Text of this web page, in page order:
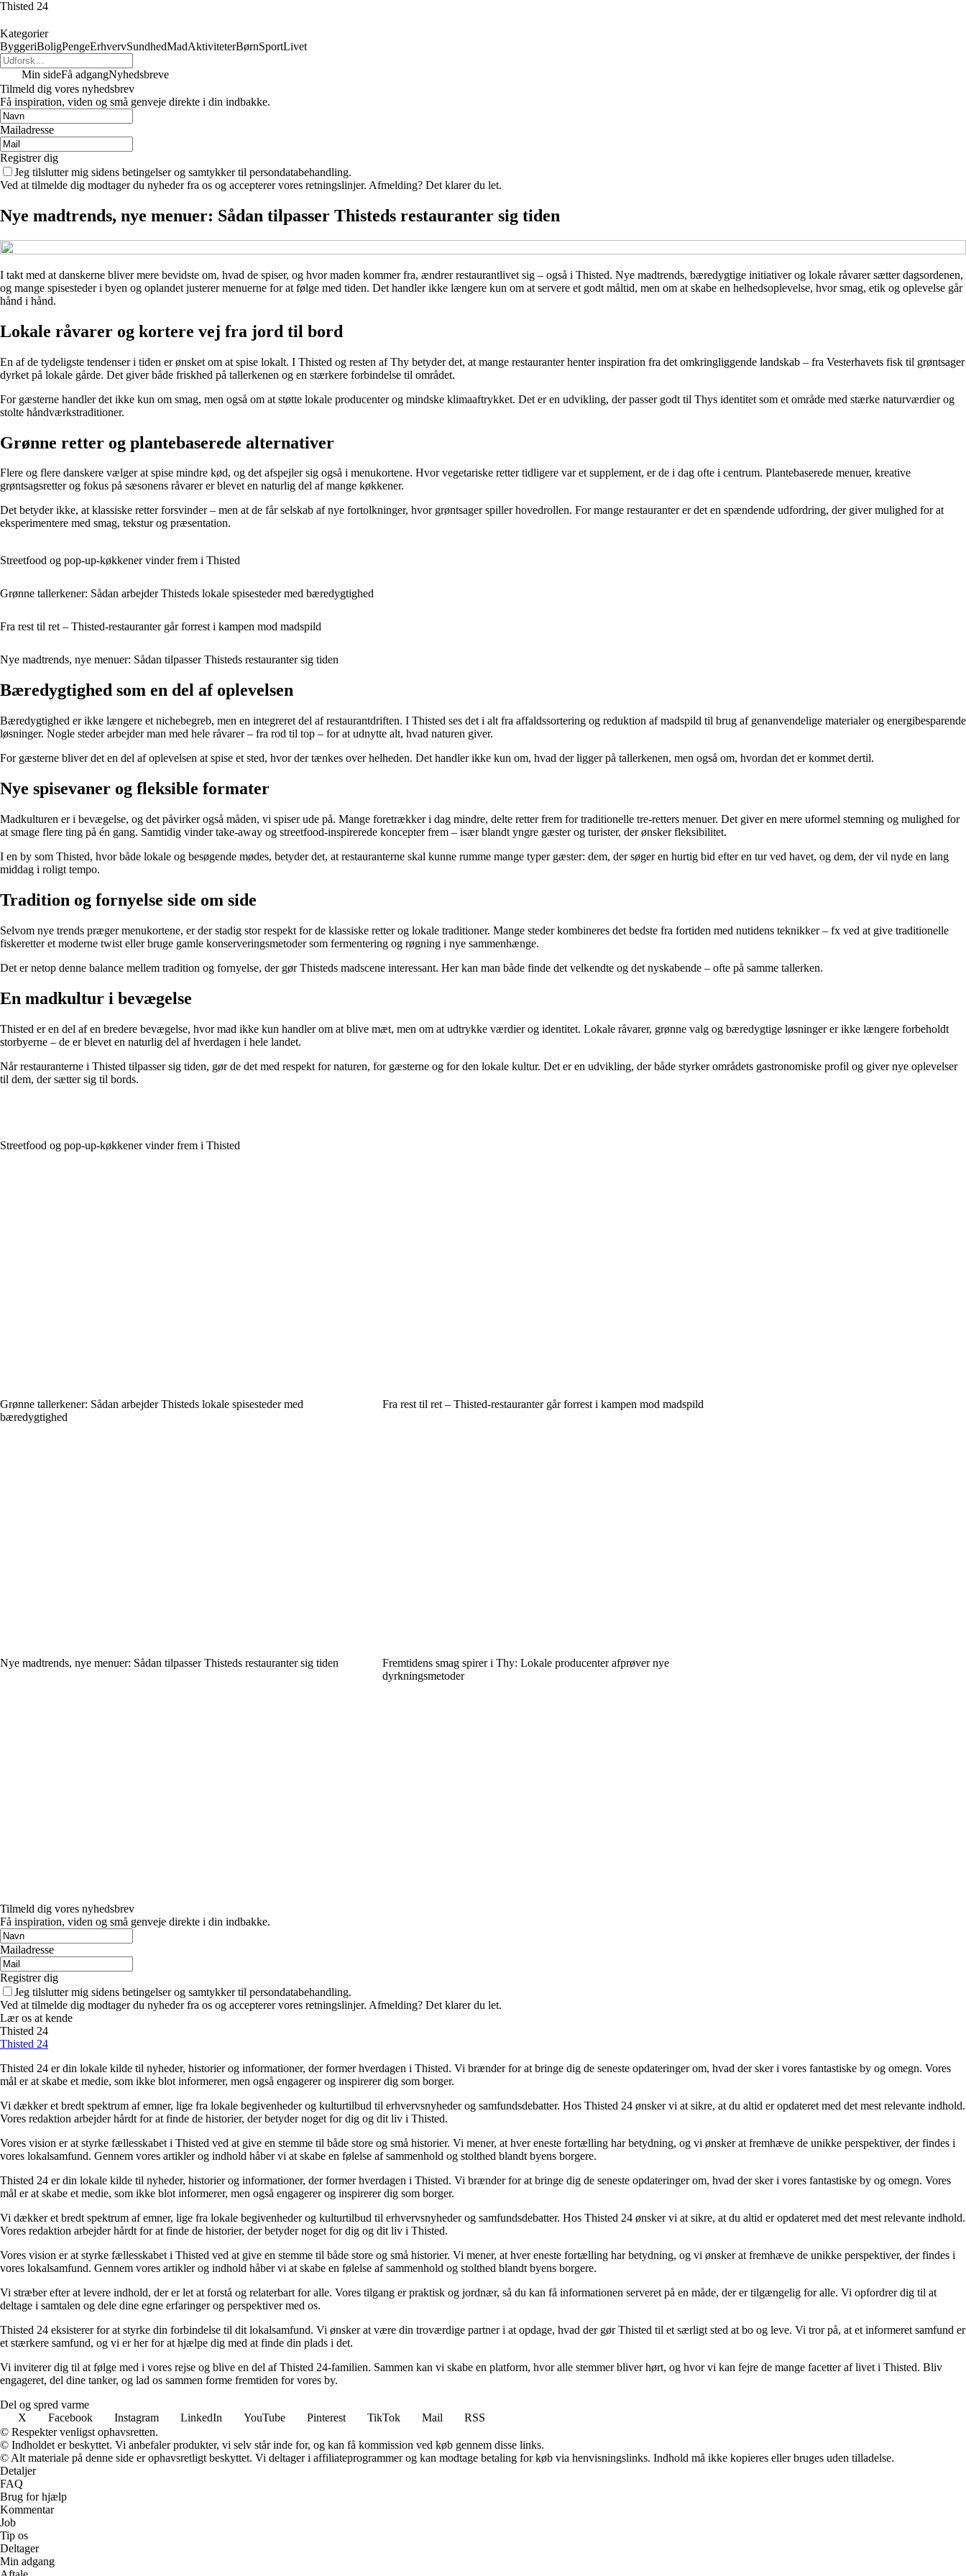
Thisted 24
Kategorier
ByggeriBoligPengeErhvervSundhedMadAktiviteterBørnSportLivet
Min sideFå adgangNyhedsbreve
Tilmeld dig vores nyhedsbrev
Få inspiration, viden og små genveje direkte i din indbakke.
Mailadresse
Registrer dig
Jeg tilslutter mig sidens betingelser og samtykker til persondatabehandling.
Ved at tilmelde dig modtager du nyheder fra os og accepterer vores retningslinjer. Afmelding? Det klarer du let.
Nye madtrends, nye menuer: Sådan tilpasser Thisteds restauranter sig tiden
I takt med at danskerne bliver mere bevidste om, hvad de spiser, og hvor maden kommer fra, ændrer restaurantlivet sig – også i Thisted. Nye madtrends, bæredygtige initiativer og lokale råvarer sætter dagsordenen,
og mange spisesteder i byen og oplandet justerer menuerne for at følge med tiden. Det handler ikke længere kun om at servere et godt måltid, men om at skabe en helhedsoplevelse, hvor smag, etik og oplevelse går
hånd i hånd.
Lokale råvarer og kortere vej fra jord til bord
En af de tydeligste tendenser i tiden er ønsket om at spise lokalt. I Thisted og resten af Thy betyder det, at mange restauranter henter inspiration fra det omkringliggende landskab – fra Vesterhavets fisk til grøntsager
dyrket på lokale gårde. Det giver både friskhed på tallerkenen og en stærkere forbindelse til området.
For gæsterne handler det ikke kun om smag, men også om at støtte lokale producenter og mindske klimaaftrykket. Det er en udvikling, der passer godt til Thys identitet som et område med stærke naturværdier og
stolte håndværkstraditioner.
Grønne retter og plantebaserede alternativer
Flere og flere danskere vælger at spise mindre kød, og det afspejler sig også i menukortene. Hvor vegetariske retter tidligere var et supplement, er de i dag ofte i centrum. Plantebaserede menuer, kreative
grøntsagsretter og fokus på sæsonens råvarer er blevet en naturlig del af mange køkkener.
Det betyder ikke, at klassiske retter forsvinder – men at de får selskab af nye fortolkninger, hvor grøntsager spiller hovedrollen. For mange restauranter er det en spændende udfordring, der giver mulighed for at
eksperimentere med smag, tekstur og præsentation.
Streetfood og pop-up-køkkener vinder frem i Thisted
Grønne tallerkener: Sådan arbejder Thisteds lokale spisesteder med bæredygtighed
Fra rest til ret – Thisted-restauranter går forrest i kampen mod madspild
Nye madtrends, nye menuer: Sådan tilpasser Thisteds restauranter sig tiden
Bæredygtighed som en del af oplevelsen
Bæredygtighed er ikke længere et nichebegreb, men en integreret del af restaurantdriften. I Thisted ses det i alt fra affaldssortering og reduktion af madspild til brug af genanvendelige materialer og energibesparende
løsninger. Nogle steder arbejder man med hele råvarer – fra rod til top – for at udnytte alt, hvad naturen giver.
For gæsterne bliver det en del af oplevelsen at spise et sted, hvor der tænkes over helheden. Det handler ikke kun om, hvad der ligger på tallerkenen, men også om, hvordan det er kommet dertil.
Nye spisevaner og fleksible formater
Madkulturen er i bevægelse, og det påvirker også måden, vi spiser ude på. Mange foretrækker i dag mindre, delte retter frem for traditionelle tre-retters menuer. Det giver en mere uformel stemning og mulighed for
at smage flere ting på én gang. Samtidig vinder take-away og streetfood-inspirerede koncepter frem – især blandt yngre gæster og turister, der ønsker fleksibilitet.
I en by som Thisted, hvor både lokale og besøgende mødes, betyder det, at restauranterne skal kunne rumme mange typer gæster: dem, der søger en hurtig bid efter en tur ved havet, og dem, der vil nyde en lang
middag i roligt tempo.
Tradition og fornyelse side om side
Selvom nye trends præger menukortene, er der stadig stor respekt for de klassiske retter og lokale traditioner. Mange steder kombineres det bedste fra fortiden med nutidens teknikker – fx ved at give traditionelle
fiskeretter et moderne twist eller bruge gamle konserveringsmetoder som fermentering og røgning i nye sammenhænge.
Det er netop denne balance mellem tradition og fornyelse, der gør Thisteds madscene interessant. Her kan man både finde det velkendte og det nyskabende – ofte på samme tallerken.
En madkultur i bevægelse
Thisted er en del af en bredere bevægelse, hvor mad ikke kun handler om at blive mæt, men om at udtrykke værdier og identitet. Lokale råvarer, grønne valg og bæredygtige løsninger er ikke længere forbeholdt
storbyerne – de er blevet en naturlig del af hverdagen i hele landet.
Når restauranterne i Thisted tilpasser sig tiden, gør de det med respekt for naturen, for gæsterne og for den lokale kultur. Det er en udvikling, der både styrker områdets gastronomiske profil og giver nye oplevelser
til dem, der sætter sig til bords.
Streetfood og pop-up-køkkener vinder frem i Thisted
Grønne tallerkener: Sådan arbejder Thisteds lokale spisesteder med
bæredygtighed
Fra rest til ret – Thisted-restauranter går forrest i kampen mod madspild
Nye madtrends, nye menuer: Sådan tilpasser Thisteds restauranter sig tiden
Fremtidens smag spirer i Thy: Lokale producenter afprøver nye
dyrkningsmetoder
Tilmeld dig vores nyhedsbrev
Få inspiration, viden og små genveje direkte i din indbakke.
Mailadresse
Registrer dig
Jeg tilslutter mig sidens betingelser og samtykker til persondatabehandling.
Ved at tilmelde dig modtager du nyheder fra os og accepterer vores retningslinjer. Afmelding? Det klarer du let.
Lær os at kende
Thisted 24
Thisted 24
Thisted 24 er din lokale kilde til nyheder, historier og informationer, der former hverdagen i Thisted. Vi brænder for at bringe dig de seneste opdateringer om, hvad der sker i vores fantastiske by og omegn. Vores
mål er at skabe et medie, som ikke blot informerer, men også engagerer og inspirerer dig som borger.
Vi dækker et bredt spektrum af emner, lige fra lokale begivenheder og kulturtilbud til erhvervsnyheder og samfundsdebatter. Hos Thisted 24 ønsker vi at sikre, at du altid er opdateret med det mest relevante indhold.
Vores redaktion arbejder hårdt for at finde de historier, der betyder noget for dig og dit liv i Thisted.
Vores vision er at styrke fællesskabet i Thisted ved at give en stemme til både store og små historier. Vi mener, at hver eneste fortælling har betydning, og vi ønsker at fremhæve de unikke perspektiver, der findes i
vores lokalsamfund. Gennem vores artikler og indhold håber vi at skabe en følelse af sammenhold og stolthed blandt byens borgere.
Thisted 24 er din lokale kilde til nyheder, historier og informationer, der former hverdagen i Thisted. Vi brænder for at bringe dig de seneste opdateringer om, hvad der sker i vores fantastiske by og omegn. Vores
mål er at skabe et medie, som ikke blot informerer, men også engagerer og inspirerer dig som borger.
Vi dækker et bredt spektrum af emner, lige fra lokale begivenheder og kulturtilbud til erhvervsnyheder og samfundsdebatter. Hos Thisted 24 ønsker vi at sikre, at du altid er opdateret med det mest relevante indhold.
Vores redaktion arbejder hårdt for at finde de historier, der betyder noget for dig og dit liv i Thisted.
Vores vision er at styrke fællesskabet i Thisted ved at give en stemme til både store og små historier. Vi mener, at hver eneste fortælling har betydning, og vi ønsker at fremhæve de unikke perspektiver, der findes i
vores lokalsamfund. Gennem vores artikler og indhold håber vi at skabe en følelse af sammenhold og stolthed blandt byens borgere.
Vi stræber efter at levere indhold, der er let at forstå og relaterbart for alle. Vores tilgang er praktisk og jordnær, så du kan få informationen serveret på en måde, der er tilgængelig for alle. Vi opfordrer dig til at
deltage i samtalen og dele dine egne erfaringer og perspektiver med os.
Thisted 24 eksisterer for at styrke din forbindelse til dit lokalsamfund. Vi ønsker at være din troværdige partner i at opdage, hvad der gør Thisted til et særligt sted at bo og leve. Vi tror på, at et informeret samfund er
et stærkere samfund, og vi er her for at hjælpe dig med at finde din plads i det.
Vi inviterer dig til at følge med i vores rejse og blive en del af Thisted 24-familien. Sammen kan vi skabe en platform, hvor alle stemmer bliver hørt, og hvor vi kan fejre de mange facetter af livet i Thisted. Bliv
engageret, del dine tanker, og lad os sammen forme fremtiden for vores by.
Del og spred varme
X
Facebook Instagram LinkedIn YouTube Pinterest TikTok Mail
RSS
© Respekter venligst ophavsretten.
© Indholdet er beskyttet. Vi anbefaler produkter, vi selv står inde for, og kan få kommission ved køb gennem disse links.
© Alt materiale på denne side er ophavsretligt beskyttet. Vi deltager i affiliateprogrammer og kan modtage betaling for køb via henvisningslinks. Indhold må ikke kopieres eller bruges uden tilladelse.
Detaljer
FAQ
Brug for hjælp
Kommentar
Job
Tip os
Deltager
Min adgang